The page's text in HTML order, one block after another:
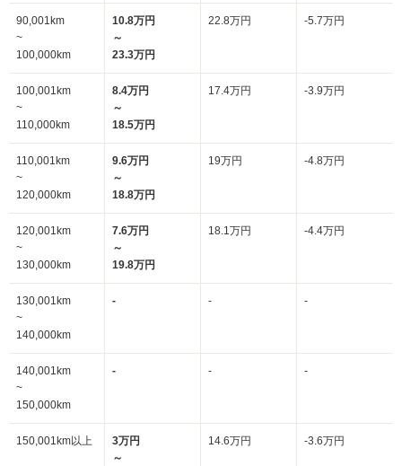
90,001km
~
100,000km
10.8万円
～
23.3万円
22.8万円 -5.7万円
100,001km
~
110,000km
8.4万円
～
18.5万円
17.4万円 -3.9万円
110,001km
~
120,000km
9.6万円
～
18.8万円
19万円 -4.8万円
120,001km
~
130,000km
7.6万円
～
19.8万円
18.1万円 -4.4万円
130,001km
~
140,000km
- - -
140,001km
~
150,000km
- - -
150,001km以上
3万円
～
14.6万円 -3.6万円